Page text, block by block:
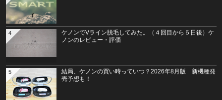
ケノンでVライン脱毛してみた。（４回目から５日後）ケ
ノンのレビュー・評価
4
結局、ケノンの買い時っていつ？2026年8月版 新機種発
売予想も！
5